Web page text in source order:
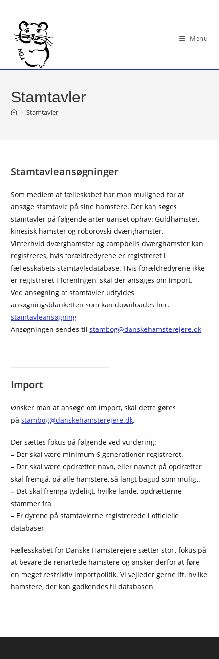
content
Menu
Stamtavler
> Stamtavler
Stamtavleansøgninger
Som medlem af fælleskabet har man mulighed for at
ansøge stamtavle på sine hamstere. Der kan søges
stamtavler på følgende arter uanset ophav: Guldhamster,
kinesisk hamster og roborovski dværghamster.
Vinterhvid dværghamster og campbells dværghamster kan
registreres, hvis forældredyrene er registreret i
fællesskabets stamtavledatabase. Hvis forældredyrene ikke
er registreret i foreningen, skal der ansøges om import.
Ved ansøgning af stamtavler udfyldes
ansøgningsblanketten som kan downloades her:
stamtavleansøgning
Ansøgningen sendes tilstambog@danskehamsterejere.dk
Import
Ønsker man at ansøge om import, skal dette gøres
påstambog@danskehamsterejere.dk.
Der sættes fokus på følgende ved vurdering:
– Der skal være minimum 6 generationer registreret.
– Der skal være opdrætter navn, eller navnet på opdrætter
skal fremgå, på alle hamstere, så langt bagud som muligt.
– Det skal fremgå tydeligt, hvilke lande, opdrætterne
stammer fra
– Er dyrene på stamtavlerne registrerede i officielle
databaser
Fællesskabet for Danske Hamsterejere sætter stort fokus på
at bevare de renartede hamstere og ønsker derfor at føre
en meget restriktiv importpolitik. Vi vejleder gerne ift. hvilke
hamstere, der kan godkendes til databasen